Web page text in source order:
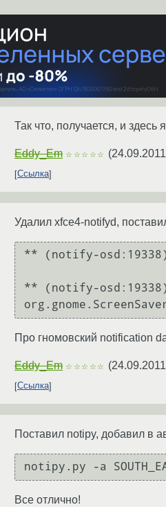
Так что, получается, и
Eddy_Em ☆☆☆☆☆ (
Ссылка
Удалил xfce4-notifyd,
** (notify-
** (notify-
Про гномовский notification
Eddy_Em ☆☆☆☆☆ (
Ссылка
Поставил notipy, добавил в
Все отлично!